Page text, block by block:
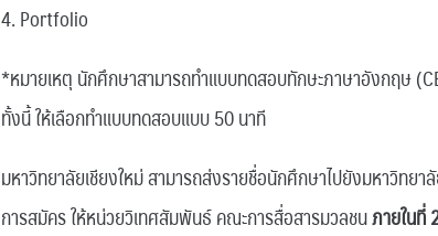
4. Portfolio
*หมายเหตุ นักศึกษาสามารถทำแบบทดสอบทักษะภาษาอังกฤษ
ทั้งนี้ ให้เลือกทำแบบทดสอบแบบ 50 นาที
มหาวิทยาลัยเชียงใหม่ สามารถส่งรายชื่อนักศึกษาไปยังมหาวิทยา
การสมัคร ให้หน่วยวิเทศสัมพันธ์ คณะการสื่อสารมวลชนภายในที่